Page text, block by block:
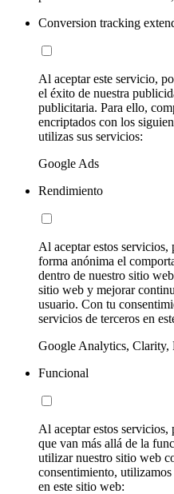
Conversion tracking
Al aceptar este servicio,
el éxito de nuestra
publicitaria. Para ello,
encriptados con los
utilizas sus servicios:
Google Ads
Rendimiento
Al aceptar estos servicios,
forma anónima el
dentro de nuestro sitio
sitio web y mejorar
usuario. Con tu
servicios de terceros en
Google Analytics, Clarity,
Funcional
Al aceptar estos servicios,
que van más allá de la
utilizar nuestro sitio web
consentimiento,
en este sitio web: